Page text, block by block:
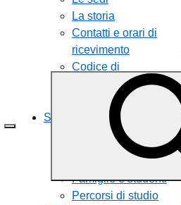
La storia
Contatti e orari di
ricevimento
Codice di
Comportamento e
Codici Disciplinari
Servizi
Panoramica
Personale scolastico
Famiglie e studenti
Percorsi di studio